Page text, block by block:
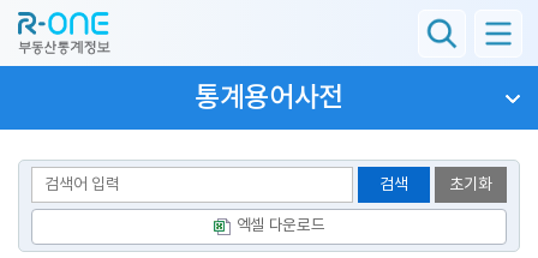
통계용어사전
검색 초기화
엑셀 다운로드